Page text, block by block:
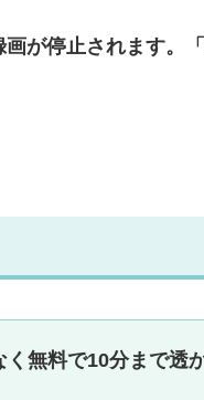
が停止されます。
無料で10分まで透